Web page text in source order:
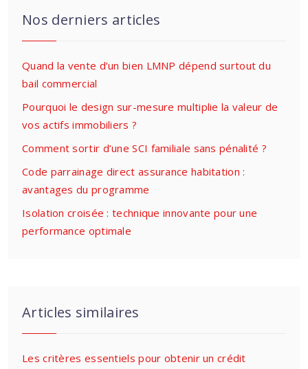
Nos derniers articles
Quand la vente d’un bien LMNP dépend surtout du
bail commercial
Pourquoi le design sur-mesure multiplie la valeur de
vos actifs immobiliers ?
Comment sortir d’une SCI familiale sans pénalité ?
Code parrainage direct assurance habitation :
avantages du programme
Isolation croisée : technique innovante pour une
performance optimale
Articles similaires
Les critères essentiels pour obtenir un crédit